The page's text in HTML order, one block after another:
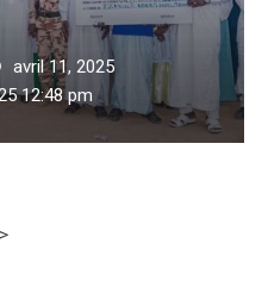
avril 11, 2025
12:48 pm
>